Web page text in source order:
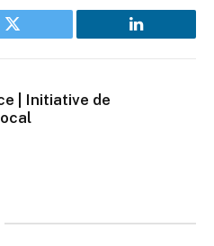
Twitter LinkedIn
| Initiative de